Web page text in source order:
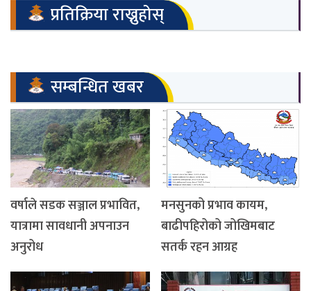
प्रतिक्रिया राख्नुहोस्
सम्बन्धित खबर
वर्षाले सडक सञ्जाल प्रभावित,
यात्रामा सावधानी अपनाउन
अनुरोध
मनसुनको प्रभाव कायम,
बाढीपहिरोको जोखिमबाट
सतर्क रहन आग्रह